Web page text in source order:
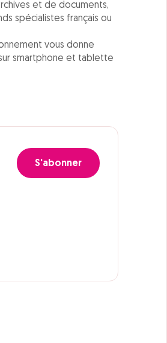
et de documents,
spécialistes français ou
vous donne
smartphone et tablette
S'abonner